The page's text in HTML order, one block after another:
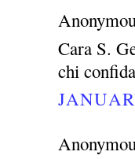
Cara S.
chi